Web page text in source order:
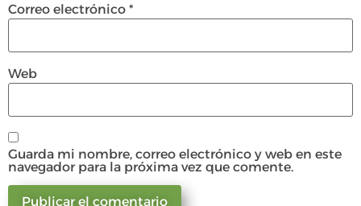
Correo electrónico *
Web
Guarda mi nombre, correo electrónico y web en este
navegador para la próxima vez que comente.